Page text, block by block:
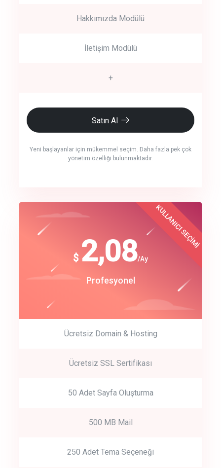
Hakkımızda Modülü
İletişim Modülü
+
Satın Al
Yeni başlayanlar için mükemmel seçim. Daha fazla pek çok
yönetim özelliği bulunmaktadır.
crm auto cync
track energy costs
Get Started
Start by trying our service for 30 days free trial no credit card
$ 2,08/Ay
Profesyonel
KULLANICI SEÇİMİ
Ücretsiz Domain & Hosting
Ücretsiz SSL Sertifikası
50 Adet Sayfa Oluşturma
500 MB Mail
250 Adet Tema Seçeneği
$
180
Start Up
Best Choice